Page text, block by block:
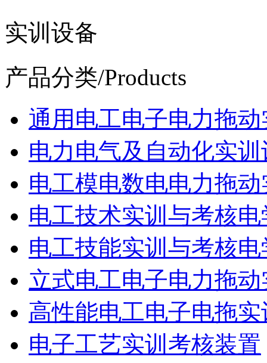
实训设备
产品分类/Products
通用电工电子电力拖
电力电气及自动化实训
电工模电数电电力拖
电工技术实训与考核
电工技能实训与考核
立式电工电子电力拖
高性能电工电子电拖
电子工艺实训考核装置